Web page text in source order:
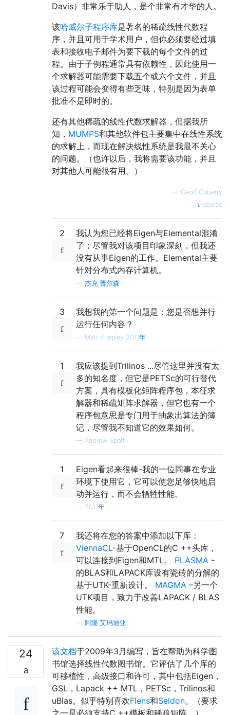
Davis）非常乐于助人，是个非常有才华的人。
该哈威尔子程序库是著名的稀疏线性代数程
序，并且可用于学术用户，但你必须要经过填
表和接收电子邮件为要下载的每个文件的过
程。由于子例程通常具有依赖性，因此使用一
个求解器可能需要下载五个或六个文件，并且
该过程可能会变得有些乏味，特别是因为表单
批准不是即时的。
还有其他稀疏的线性代数求解器，但据我所
知， MUMPS和其他软件包主要集中在线性系统
的求解上，而现在解决线性系统是我最不关心
的问题。（也许以后，我将需要该功能，并且
对其他人可能很有用。）
— Geoff Oxberry
source
2
我认为您已经将Eigen与Elemental混淆
了；尽管我对该项目印象深刻，但我还
没有从事Eigen的工作。Elemental主要
针对分布式内存计算机。
杰克·普尔森
3
我想我的第一个问题是：您是否想并行
运行任何内容？
— Matt Knepley 2011年
1
我应该提到Trilinos ...尽管这里并没有太
多的知名度，但它是PETSc的可行替代
方案，具有模板化矩阵程序包，本征求
解器和稀疏矩阵求解器，但它也有一个
程序包意思是专门用于抽象出算法的簿
记，尽管我不知道它的效果如何。
— Andrew Spott
1
Eigen看起来很棒-我的一位同事在专业
环境下使用它，它可以使您足够快地启
动并运行，而不会牺牲性能。
— 2011年
7
我还将在您的答案中添加以下库：
ViennaCL-基于OpenCL的C ++头库，
可以连接到Eigen和MTL。 PLASMA -
的BLAS和LAPACK库设有瓷砖的分解的
基于UTK-重新设计。 MAGMA –另一个
UTK项目，致力于改善LAPACK / BLAS
性能。
阿隆·艾玛迪亚
24 该文档于2009年3月编写，旨在帮助为科学图
书馆选择线性代数图书馆。它评估了几个库的
可移植性，高级接口和许可，其中包括Eigen，
GSL，Lapack ++ MTL，PETSc，Trilinos和
uBlas。似乎特别喜欢Flens和Seldon。（要求
之一是必须支持C ++模板和稀疏矩阵。）